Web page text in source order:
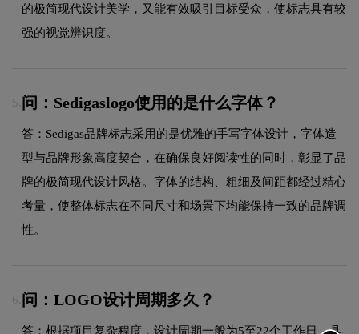
的极简现代设计美学，又能有效吸引目标受众，使标志具有较
强的视觉辨识度。
5. 问：Sedigaslogo使用的是什么字体？
答：Sedigas品牌标志采用的是优雅的手写字体设计，字体造
型与品牌形象高度契合，在确保良好阅读性的同时，彰显了品
牌的极简现代设计风格。字体的结构、粗细及间距都经过精心
考量，使整体标志在不同尺寸和场景下均能保持一致的品牌调
性。
6. 问：LOGO设计周期多久？
答：根据项目复杂程度，设计周期一般为5至22个工作日，具